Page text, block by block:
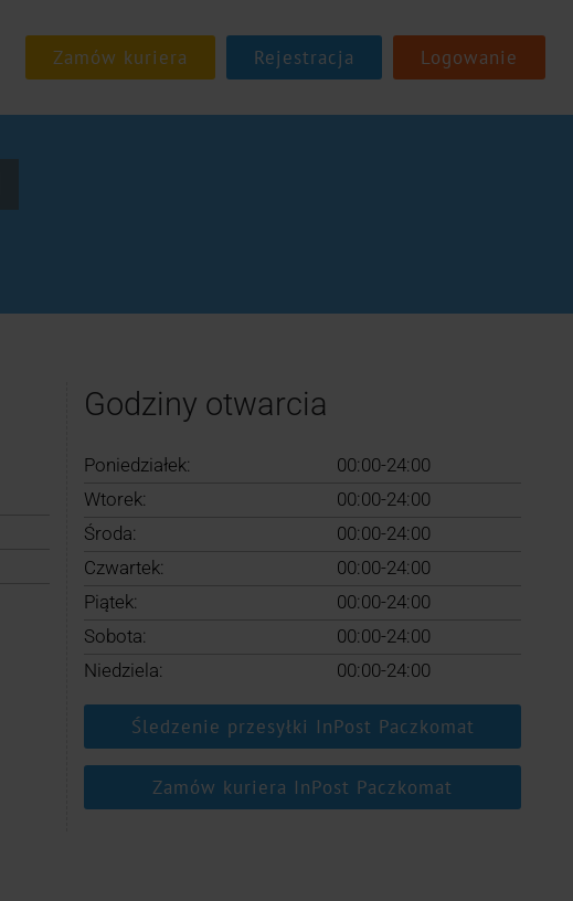
Rejestracja Logowanie
Godziny otwarcia
Poniedziałek:
00:00-24:00
Wtorek:
00:00-24:00
Środa:
00:00-24:00
Czwartek:
00:00-24:00
Piątek:
00:00-24:00
Sobota:
00:00-24:00
Niedziela:
00:00-24:00
Śledzenie przesyłki InPost Paczkomat
Zamów kuriera InPost Paczkomat